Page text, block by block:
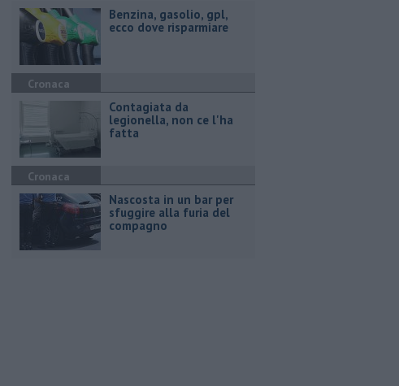
​Benzina, gasolio, gpl,
ecco dove risparmiare
Cronaca
Contagiata da
legionella, non ce l'ha
fatta
Cronaca
Nascosta in un bar per
sfuggire alla furia del
compagno